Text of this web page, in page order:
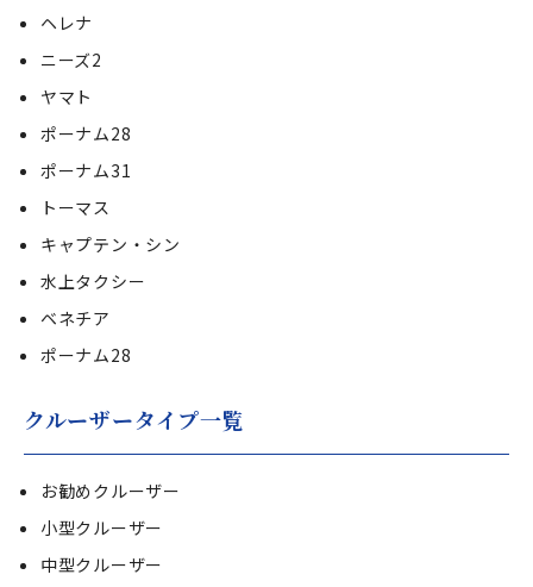
ヘレナ
ニーズ2
ヤマト
ポーナム28
ポーナム31
トーマス
キャプテン・シン
水上タクシー
ベネチア
ポーナム28
クルーザータイプ一覧
お勧めクルーザー
小型クルーザー
中型クルーザー